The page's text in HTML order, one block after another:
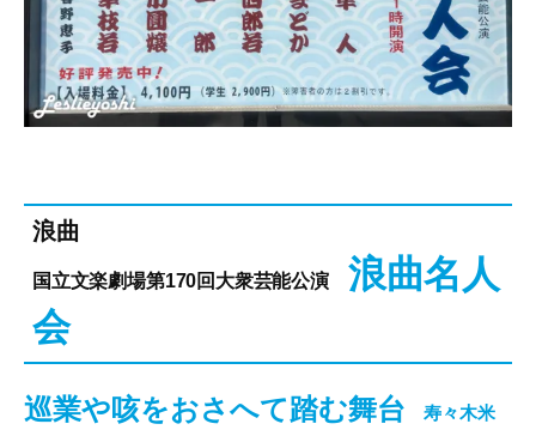
浪曲
国立文楽劇場第170回大衆芸能公演 浪曲名人
会
巡業や咳をおさへて踏む舞台
寿々木米